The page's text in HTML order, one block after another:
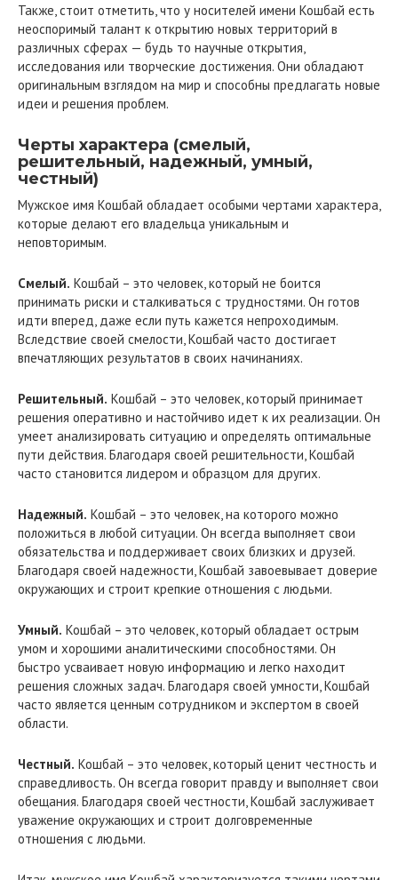
Также, стоит отметить, что у носителей имени Кошбай есть
неоспоримый талант к открытию новых территорий в
различных сферах — будь то научные открытия,
исследования или творческие достижения. Они обладают
оригинальным взглядом на мир и способны предлагать новые
идеи и решения проблем.
Черты характера (смелый,
решительный, надежный, умный,
честный)
Мужское имя Кошбай обладает особыми чертами характера,
которые делают его владельца уникальным и
неповторимым.
Смелый. Кошбай – это человек, который не боится
принимать риски и сталкиваться с трудностями. Он готов
идти вперед, даже если путь кажется непроходимым.
Вследствие своей смелости, Кошбай часто достигает
впечатляющих результатов в своих начинаниях.
Решительный. Кошбай – это человек, который принимает
решения оперативно и настойчиво идет к их реализации. Он
умеет анализировать ситуацию и определять оптимальные
пути действия. Благодаря своей решительности, Кошбай
часто становится лидером и образцом для других.
Надежный. Кошбай – это человек, на которого можно
положиться в любой ситуации. Он всегда выполняет свои
обязательства и поддерживает своих близких и друзей.
Благодаря своей надежности, Кошбай завоевывает доверие
окружающих и строит крепкие отношения с людьми.
Умный. Кошбай – это человек, который обладает острым
умом и хорошими аналитическими способностями. Он
быстро усваивает новую информацию и легко находит
решения сложных задач. Благодаря своей умности, Кошбай
часто является ценным сотрудником и экспертом в своей
области.
Честный. Кошбай – это человек, который ценит честность и
справедливость. Он всегда говорит правду и выполняет свои
обещания. Благодаря своей честности, Кошбай заслуживает
уважение окружающих и строит долговременные
отношения с людьми.